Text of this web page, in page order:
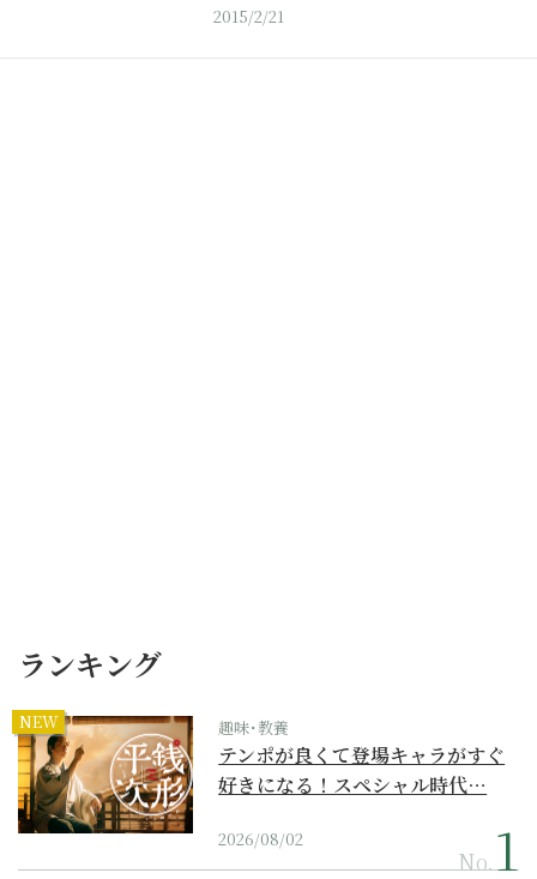
2015/2/21
ランキング
NEW 趣味･教養
テンポが良くて登場キャラがすぐ
好きになる！スペシャル時代…
2026/08/02
No.